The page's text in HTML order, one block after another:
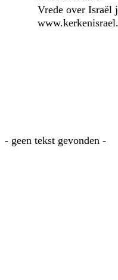
Vrede over Israël
- geen tekst gevonden -